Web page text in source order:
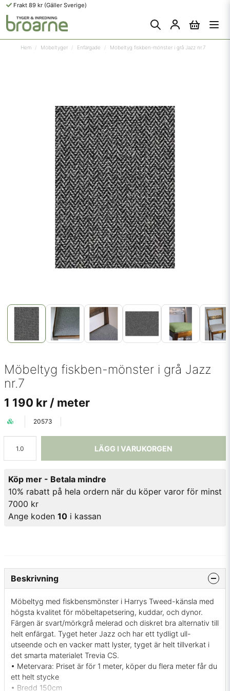
Frakt 89 kr (Gäller Sverige)
Hem Möbeltyger Enfärgade Möbeltyg fiskben-mönster i grå Jazz nr.7
Möbeltyg fiskben-mönster i grå Jazz
nr.7
1 190 kr / meter
20573
LÄGG I VARUKORGEN
Köp mer - Betala mindre
10% rabatt på hela ordern när du köper varor för minst
7000 kr
Ange koden 10 i kassan
Beskrivning
Möbeltyg med fiskbensmönster i Harrys Tweed-känsla med
högsta kvalitet för möbeltapetsering, kuddar, och dynor.
Färgen är svart/mörkgrå melerad och diskret bra alternativ till
helt enfärgat. Tyget heter Jazz och har ett tydligt ull-
utseende och en vacker matt lyster, tyget är helt tillverkat i
det smarta materialet Trevia CS.
• Metervara: Priset är för 1 meter, köper du flera meter får du
ett helt stycke
• Bredd 150cm